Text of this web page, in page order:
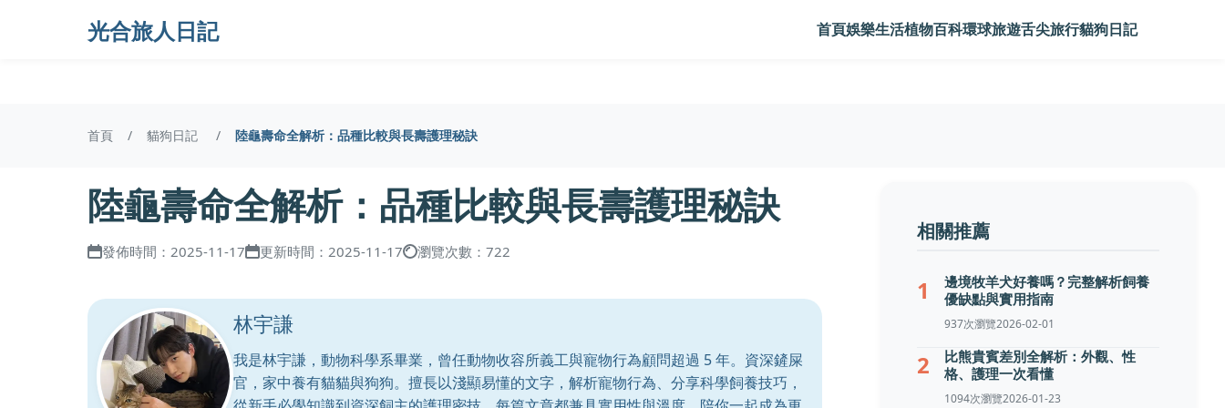
光合旅人日記 首頁娛樂生活植物百科環球旅遊舌尖旅行貓狗日記
首頁 貓狗日記 陸龜壽命全解析：品種比較與長壽護理秘訣
陸龜壽命全解析：品種比較與長壽護理秘訣
發佈時間：2025-11-17 更新時間：2025-11-17 瀏覽次數：722
林宇謙
我是林宇謙，動物科學系畢業，曾任動物收容所義工與寵物行為顧問超過 5 年。資深鏟屎
官，家中養有貓貓與狗狗。擅長以淺顯易懂的文字，解析寵物行為、分享科學飼養技巧，
相關推薦
1
邊境牧羊犬好養嗎？完整解析飼養
優缺點與實用指南
937次瀏覽2026-02-01
2
比熊貴賓差別全解析：外觀、性
格、護理一次看懂
1094次瀏覽2026-01-23